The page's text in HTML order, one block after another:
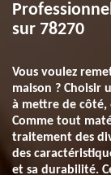
sur 78270
Vous voulez
maison ? Choisir
à mettre de côté,
Comme tout
traitement des
des
et sa durabilité.